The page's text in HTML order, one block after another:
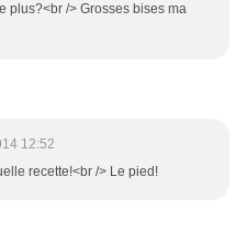
plus?<br /> Grosses bises ma
12:52
recette!<br /> Le pied!